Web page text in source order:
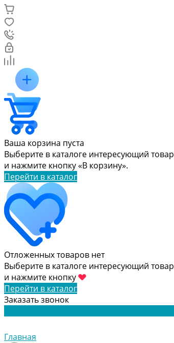
Ваша корзина пуста
Выберите в каталоге интересующий товар
и нажмите кнопку «В корзину».
Перейти в каталог
Отложенных товаров нет
Выберите в каталоге интересующий товар
и нажмите кнопку
Перейти в каталог
Заказать звонок
Главная